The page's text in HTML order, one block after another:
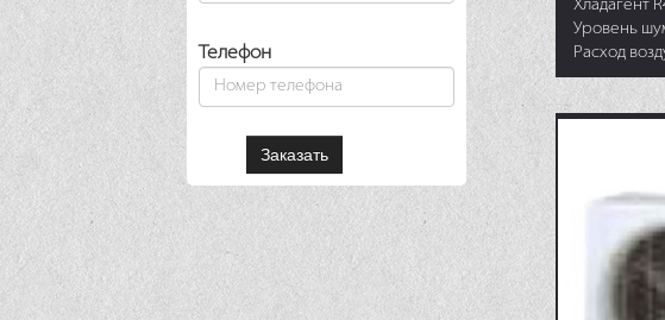
Телефон
Хладагент
Уровень
Расход